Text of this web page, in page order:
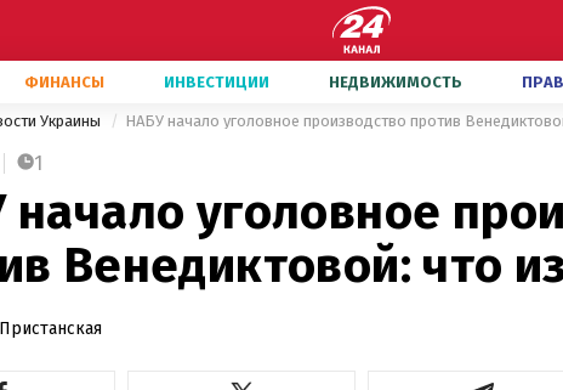
ФИНАНСЫ ИНВЕСТИЦИИ НЕДВИЖИМОСТЬ
Украины НАБУ начало уголовное производство против
1
уголовное
Венедиктовой: что